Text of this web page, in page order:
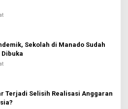
Sekolah di Manado Sudah
Dibuka
Terjadi Selisih Realisasi Anggaran